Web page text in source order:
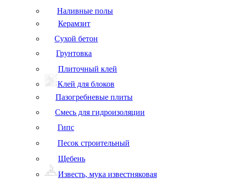
Наливные полы
Керамзит
Сухой бетон
Грунтовка
Плиточный клей
Клей для блоков
Пазогребневые плиты
Смесь для гидроизоляции
Гипс
Песок строительный
Щебень
Известь, мука известняковая